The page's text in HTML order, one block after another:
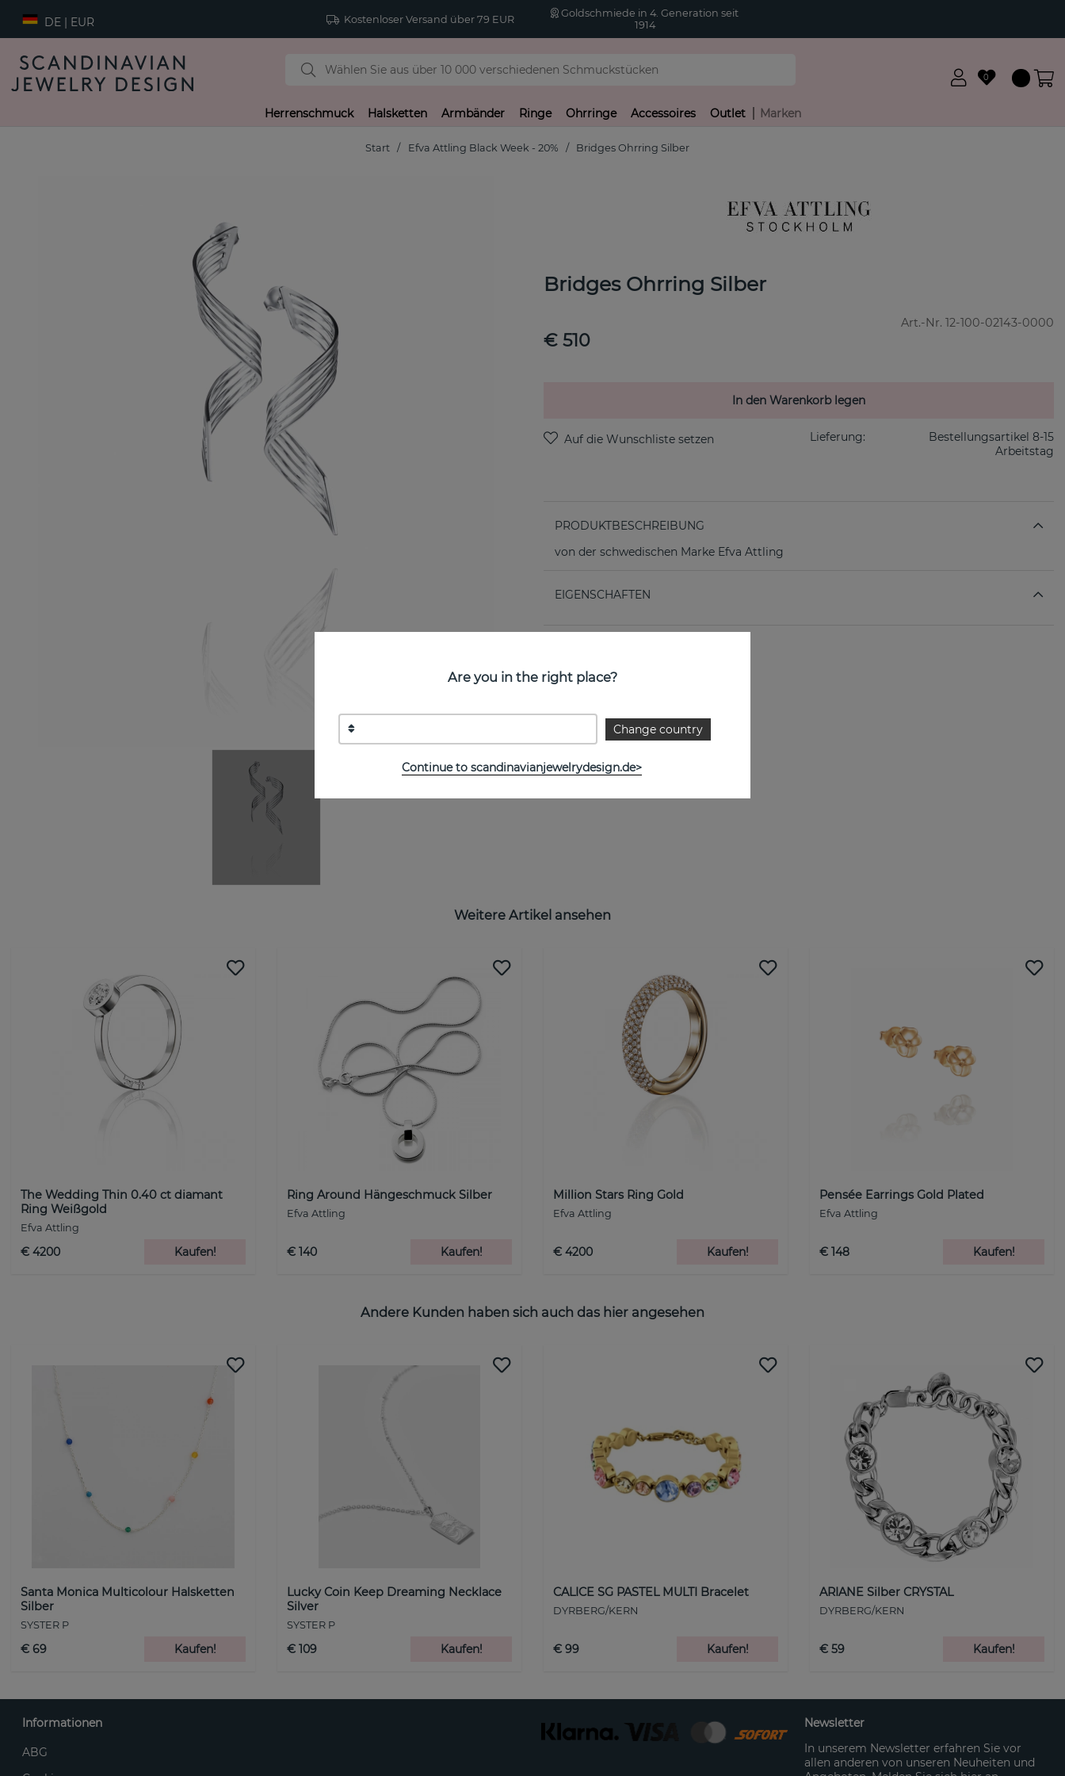
DE | EUR Kostenloser Versand über 79 EUR
Goldschmiede in 4. Generation seit
1914
0
Herrenschmuck Halsketten Armbänder Ringe Ohrringe Accessoires Outlet Marken
Start Efva Attling Black Week - 20% Bridges Ohrring Silber
Bridges Ohrring Silber
Art.-Nr. 12-100-02143-0000
€ 510
In den Warenkorb legen
Lieferung:
Bestellungsartikel 8-15
Arbeitstag
PRODUKTBESCHREIBUNG
von der schwedischen Marke Efva Attling
EIGENSCHAFTEN
Weitere Artikel ansehen
The Wedding Thin 0.40 ct diamant
Ring Weißgold
Efva Attling
€ 4200 Kaufen!
Ring Around Hängeschmuck Silber
Efva Attling
€ 140 Kaufen!
Million Stars Ring Gold
Efva Attling
€ 4200 Kaufen!
Pensée Earrings Gold Plated
Efva Attling
€ 148 Kaufen!
Andere Kunden haben sich auch das hier angesehen
Santa Monica Multicolour Halsketten
Silber
SYSTER P
€ 69 Kaufen!
Lucky Coin Keep Dreaming Necklace
Silver
SYSTER P
€ 109 Kaufen!
CALICE SG PASTEL MULTI Bracelet
DYRBERG/KERN
€ 99 Kaufen!
ARIANE Silber CRYSTAL
DYRBERG/KERN
€ 59 Kaufen!
Are you in the right place?
Change country
Continue to scandinavianjewelrydesign.de>
Informationen
ABG
Newsletter
In unserem Newsletter erfahren Sie vor
allen anderen von unseren Neuheiten und